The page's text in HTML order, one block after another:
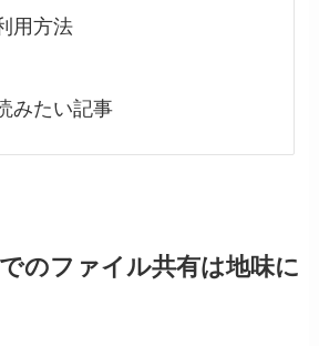
用方法
みたい記事
のファイル共有は地味に